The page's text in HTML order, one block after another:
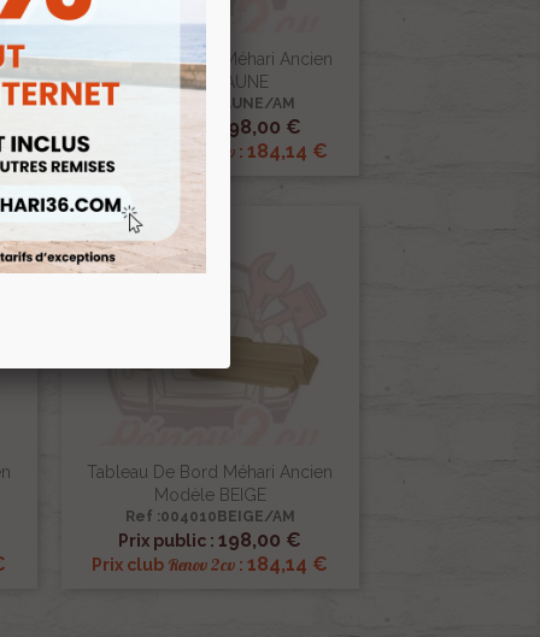
Tableau De Bord Méhari Ancien
Modèle JAUNE
Ref :004010JAUNE/AM
198,00 €
Renov 2cv :184,14 €
Aperçu rapide
Tableau De Bord Méhari Ancien
Modèle BEIGE
Ref :004010BEIGE/AM
Prix public :198,00 €
Prix club Renov 2cv :184,14 €
 Aperçu rapide